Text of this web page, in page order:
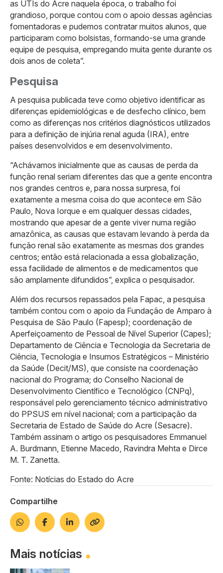
as UTIs do Acre naquela época, o trabalho foi
grandioso, porque contou com o apoio dessas agências
fomentadoras e pudemos contratar muitos alunos, que
participaram como bolsistas, formando-se uma grande
equipe de pesquisa, empregando muita gente durante os
dois anos de coleta”.
Pesquisa
A pesquisa publicada teve como objetivo identificar as
diferenças epidemiológicas e de desfecho clínico, bem
como as diferenças nos critérios diagnósticos utilizados
para a definição de injúria renal aguda (IRA), entre
países desenvolvidos e em desenvolvimento.
“Achávamos inicialmente que as causas de perda da
função renal seriam diferentes das que a gente encontra
nos grandes centros e, para nossa surpresa, foi
exatamente a mesma coisa do que acontece em São
Paulo, Nova Iorque e em qualquer dessas cidades,
mostrando que apesar de a gente viver numa região
amazônica, as causas que estavam levando à perda da
função renal são exatamente as mesmas dos grandes
centros; então está relacionada a essa globalização,
essa facilidade de alimentos e de medicamentos que
são amplamente difundidos”, explica o pesquisador.
Além dos recursos repassados pela Fapac, a pesquisa
também contou com o apoio da Fundação de Amparo à
Pesquisa de São Paulo (Fapesp); coordenação de
Aperfeiçoamento de Pessoal de Nível Superior (Capes);
Departamento de Ciência e Tecnologia da Secretaria de
Ciência, Tecnologia e Insumos Estratégicos – Ministério
da Saúde (Decit/MS), que consiste na coordenação
nacional do Programa; do Conselho Nacional de
Desenvolvimento Científico e Tecnológico (CNPq),
responsável pelo gerenciamento técnico administrativo
do PPSUS em nível nacional; com a participação da
Secretaria de Estado de Saúde do Acre (Sesacre).
Também assinam o artigo os pesquisadores Emmanuel
A. Burdmann, Etienne Macedo, Ravindra Mehta e Dirce
M. T. Zanetta.
Fonte: Notícias do Estado do Acre
Compartilhe
Mais notícias